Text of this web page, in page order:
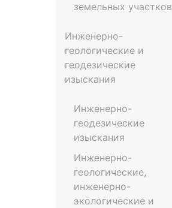
земельных участков
Инженерно-
геологические и
геодезические
изыскания
Инженерно-
геодезические
изыскания
Инженерно-
геологические,
инженерно-
экологические и